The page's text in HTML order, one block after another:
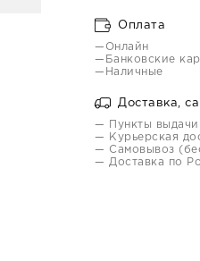
Оплата
—Онлайн
—Банковские
—Наличные
Доставка,
— Пункты
— Курьерская
— Самовывоз
— Доставка по